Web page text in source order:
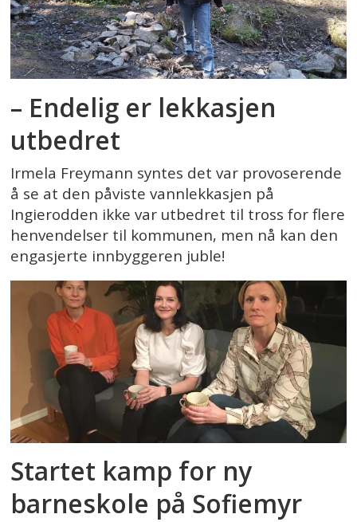
– Endelig er lekkasjen
utbedret
Irmela Freymann syntes det var provoserende
å se at den påviste vannlekkasjen på
Ingierodden ikke var utbedret til tross for flere
henvendelser til kommunen, men nå kan den
engasjerte innbyggeren juble!
Startet kamp for ny
barneskole på Sofiemyr